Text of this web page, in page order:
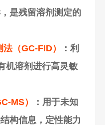
是残留溶剂测定的
（GC-FID）
：利
机溶剂进行高灵敏
MS）
：用于未知
构信息，定性能力